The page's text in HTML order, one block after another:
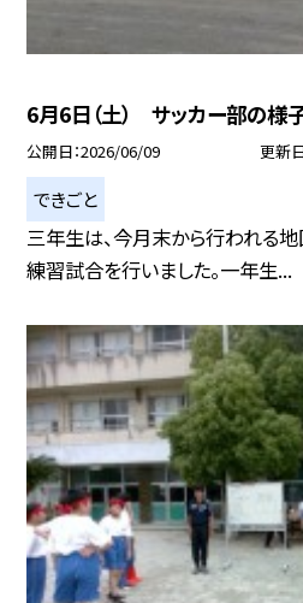
6月6日（土） サッカー部の様
公開日 2026/06/09 更新
できごと
三年生は、今月末から行われる
練習試合を行いました。一年生...